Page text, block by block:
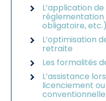
L’application
obligatoire, etc.)
L’optimisation
retraite
Les formalités
L’assistance
licenciement
conventionnelle